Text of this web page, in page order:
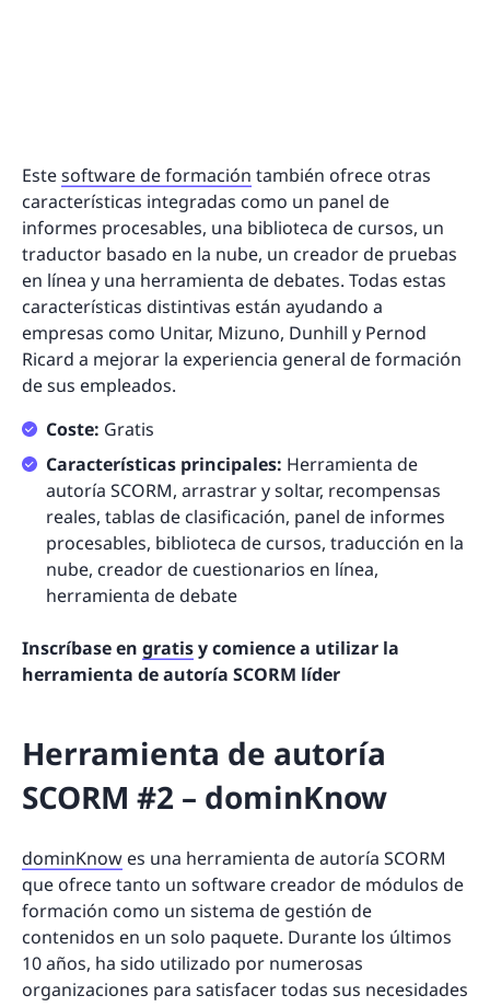
Estesoftware de formación también ofrece otras
características integradas como un panel de
informes procesables, una biblioteca de cursos, un
traductor basado en la nube, un creador de pruebas
en línea y una herramienta de debates. Todas estas
características distintivas están ayudando a
empresas como Unitar, Mizuno, Dunhill y Pernod
Ricard a mejorar la experiencia general de formación
de sus empleados.
Coste: Gratis
Características principales: Herramienta de
autoría SCORM, arrastrar y soltar, recompensas
reales, tablas de clasificación, panel de informes
procesables, biblioteca de cursos, traducción en la
nube, creador de cuestionarios en línea,
herramienta de debate
Inscríbase en gratisy comience a utilizar la
herramienta de autoría SCORM líder
Herramienta de autoría
SCORM #2 – dominKnow
dominKnow es una herramienta de autoría SCORM
que ofrece tanto un software creador de módulos de
formación como un sistema de gestión de
contenidos en un solo paquete. Durante los últimos
10 años, ha sido utilizado por numerosas
organizaciones para satisfacer todas sus necesidades